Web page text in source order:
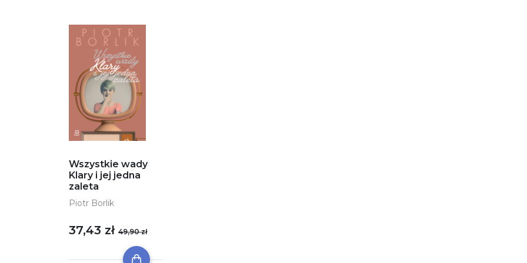
Wszystkie wady
Klary i jej jedna
zaleta
Piotr Borlik
37,43 zł 49,90 zł